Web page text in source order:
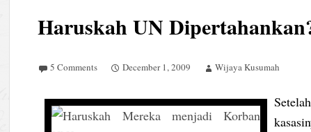
Haruskah UN
5 Comments December 1, 2009 Wijaya Kusumah